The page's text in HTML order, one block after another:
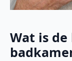
Wat is